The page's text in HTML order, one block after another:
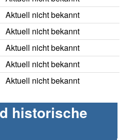
Aktuell nicht bekannt
Aktuell nicht bekannt
Aktuell nicht bekannt
Aktuell nicht bekannt
Aktuell nicht bekannt
historische